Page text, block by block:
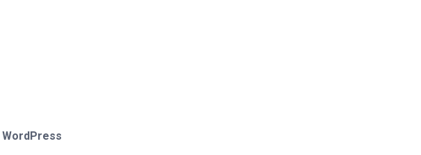
WordPress